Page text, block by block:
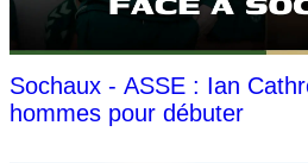
Sochaux - ASSE : Ian
hommes pour débuter